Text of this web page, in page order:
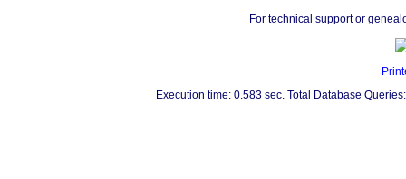
For technical support or
Execution time: 0.583 sec. Total Database